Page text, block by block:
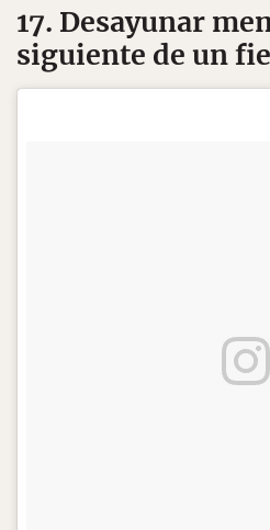
17. Desayunar
siguiente de un